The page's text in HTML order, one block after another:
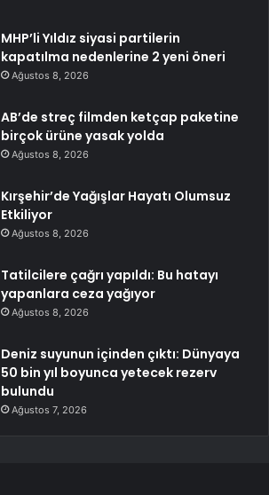
MHP’li Yıldız siyasi partilerin
kapatılma nedenlerine 2 yeni öneri
Ağustos 8, 2026
AB’de streç filmden ketçap paketine
birçok ürüne yasak yolda
Ağustos 8, 2026
Kırşehir’de Yağışlar Hayatı Olumsuz
Etkiliyor
Ağustos 8, 2026
Tatilcilere çağrı yapıldı: Bu hatayı
yapanlara ceza yağıyor
Ağustos 8, 2026
Deniz suyunun içinden çıktı: Dünyaya
50 bin yıl boyunca yetecek rezerv
bulundu
Ağustos 7, 2026